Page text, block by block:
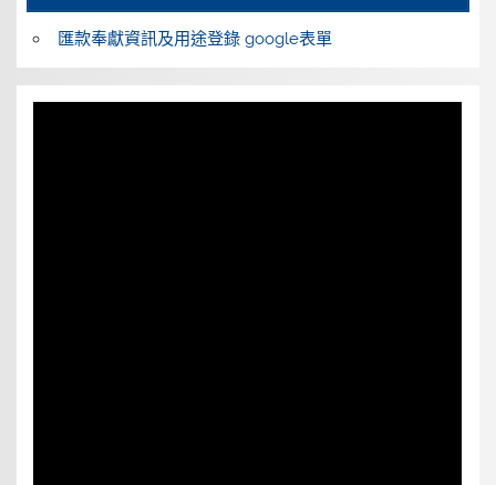
匯款奉獻資訊及用途登錄 google表單